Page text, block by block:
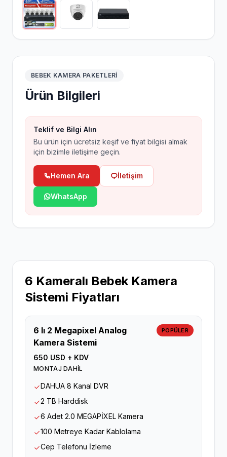
BEBEK KAMERA PAKETLERI
Ürün Bilgileri
Teklif ve Bilgi Alın
Bu ürün için ücretsiz keşif ve fiyat bilgisi almak
için bizimle iletişime geçin.
Hemen Ara İletişim
WhatsApp
6 Kameralı Bebek Kamera
Sistemi Fiyatları
6 lı 2 Megapixel Analog
Kamera Sistemi
POPÜLER
650 USD + KDV
MONTAJ DAHİL
DAHUA 8 Kanal DVR
2 TB Harddisk
6 Adet 2.0 MEGAPİXEL Kamera
100 Metreye Kadar Kablolama
Cep Telefonu İzleme